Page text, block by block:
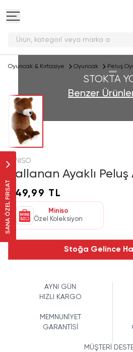
Ürün, kategori veya mark
SANA ÖZEL FIRSAT
Oyuncak & Kırtasiye Oyuncak Peluş
STOKTA
Benzer
MINISO
Sallanan Ayaklı Peluş
349,99 TL
Miniso
Özel Koleksiyon
Stoğa Gelince
AYNI GÜN
HIZLI KARGO
MEMNUNİYET
GARANTİSİ
MÜŞTERİ